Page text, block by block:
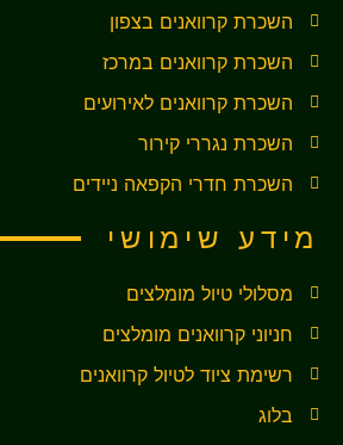
השכרת קרוואנים בצפון
השכרת קרוואנים במרכז
השכרת קרוואנים לאירועים
השכרת נגררי קירור
השכרת חדרי הקפאה ניידים
מידע שימושי
מסלולי טיול מומלצים
חניוני קרוואנים מומלצים
רשימת ציוד לטיול קרוואנים
בלוג